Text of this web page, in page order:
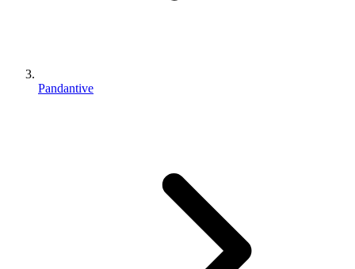
Pandantive